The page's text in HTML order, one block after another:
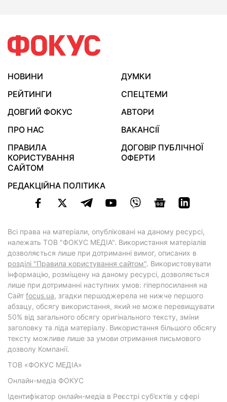
НОВИНИ
ДУМКИ
РЕЙТИНГИ
СПЕЦТЕМИ
ДОВГИЙ ФОКУС
АВТОРИ
ПРО НАС
ВАКАНСІЇ
ПРАВИЛА
КОРИСТУВАННЯ
САЙТОМ
ДОГОВІР ПУБЛІЧНОЇ
ОФЕРТИ
РЕДАКЦІЙНА ПОЛІТИКА
Всі права на матеріали, опубліковані на даному ресурсі,
належать ТОВ "ФОКУС МЕДІА". Використання матеріалів
дозволяється лише при дотриманні вимог, описаних в
розділі "Правила користування сайтом". Використовувати
інформацію, розміщену на даному ресурсі, дозволяється
лише при дотриманні наступних умов: гіперпосилання на
Cайт focus.ua, згадки першоджерела не нижче першого
абзацу, обсягу використання, який не може перевищувати
50% від загального обсягу оригінального тексту, зміни
заголовку та ліда матеріалу. Використання більшого обсягу
тексту можливе лише за умови отримання письмового
дозволу Компанії.
ТОВ «ФОКУС МЕДІА»
Онлайн-медіа ФОКУС
Ідентифікатор онлайн-медіа в Реєстрі суб’єктів у сфері